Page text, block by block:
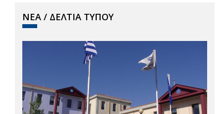
ΝΕΑ / ΔΕΛΤΙΑ ΤΥΠΟΥ